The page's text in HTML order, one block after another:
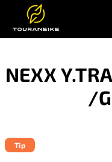
obsah
NEXX
/
Tip